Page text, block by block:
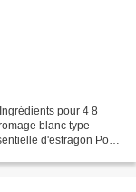
pour 4 8
blanc type
d'estragon Pour